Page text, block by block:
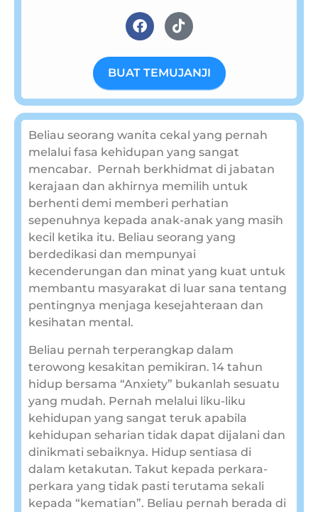
BUAT TEMUJANJI
Beliau seorang wanita cekal yang pernah
melalui fasa kehidupan yang sangat
mencabar. Pernah berkhidmat di jabatan
kerajaan dan akhirnya memilih untuk
berhenti demi memberi perhatian
sepenuhnya kepada anak-anak yang masih
kecil ketika itu. Beliau seorang yang
berdedikasi dan mempunyai
kecenderungan dan minat yang kuat untuk
membantu masyarakat di luar sana tentang
pentingnya menjaga kesejahteraan dan
kesihatan mental.
Beliau pernah terperangkap dalam
terowong kesakitan pemikiran. 14 tahun
hidup bersama “Anxiety” bukanlah sesuatu
yang mudah. Pernah melalui liku-liku
kehidupan yang sangat teruk apabila
kehidupan seharian tidak dapat dijalani dan
dinikmati sebaiknya. Hidup sentiasa di
dalam ketakutan. Takut kepada perkara-
perkara yang tidak pasti terutama sekali
kepada “kematian”. Beliau pernah berada di